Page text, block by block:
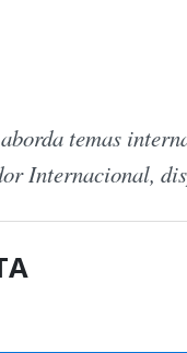
temas
Internacional,